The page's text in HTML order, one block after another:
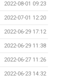
2022-08-01 09:23
2022-07-01 12:20
2022-06-29 17:12
2022-06-29 11:38
2022-06-27 11:26
2022-06-23 14:32